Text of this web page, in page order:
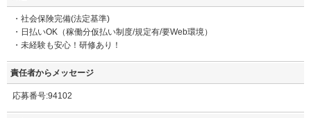
・社会保険完備(法定基準)
・日払いOK（稼働分仮払い制度/規定有/要Web環境）
・未経験も安心！研修あり！
責任者からメッセージ
応募番号:94102